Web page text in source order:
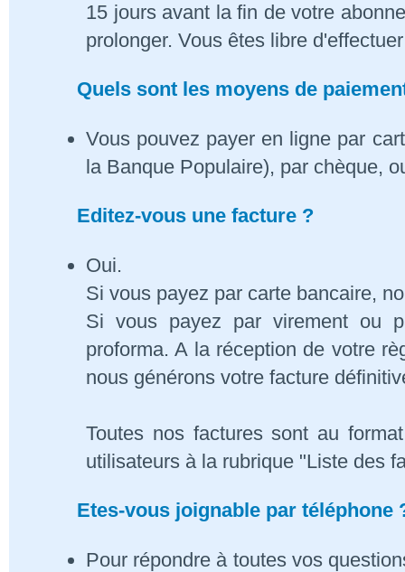
15 jours avant la fin de votre
prolonger. Vous êtes libre
Quels sont les moyens de
Vous pouvez payer en ligne par
la Banque Populaire), par chèque,
Editez-vous une facture ?
Oui.
Si vous payez par carte bancaire,
Si vous payez par virement ou
proforma. A la réception de votre
nous générons votre facture
Toutes nos factures sont au
utilisateurs à la rubrique "Liste des
Etes-vous joignable par téléphone
Pour répondre à toutes vos